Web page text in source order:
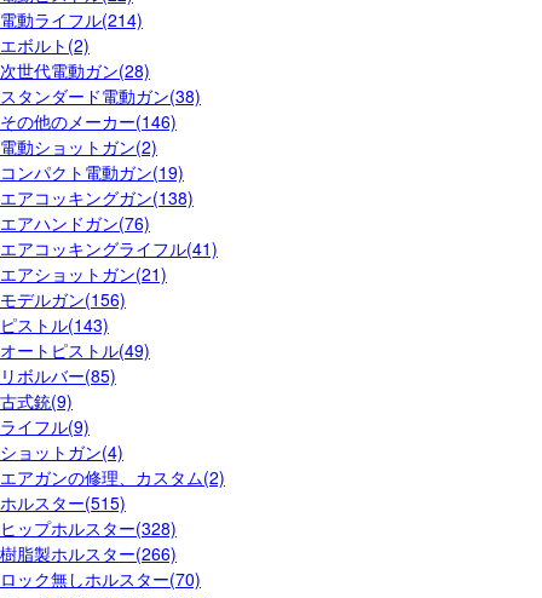
電動ライフル(214)
エボルト(2)
次世代電動ガン(28)
スタンダード電動ガン(38)
その他のメーカー(146)
電動ショットガン(2)
コンパクト電動ガン(19)
エアコッキングガン(138)
エアハンドガン(76)
エアコッキングライフル(41)
エアショットガン(21)
モデルガン(156)
ピストル(143)
オートピストル(49)
リボルバー(85)
古式銃(9)
ライフル(9)
ショットガン(4)
エアガンの修理、カスタム(2)
ホルスター(515)
ヒップホルスター(328)
樹脂製ホルスター(266)
ロック無しホルスター(70)